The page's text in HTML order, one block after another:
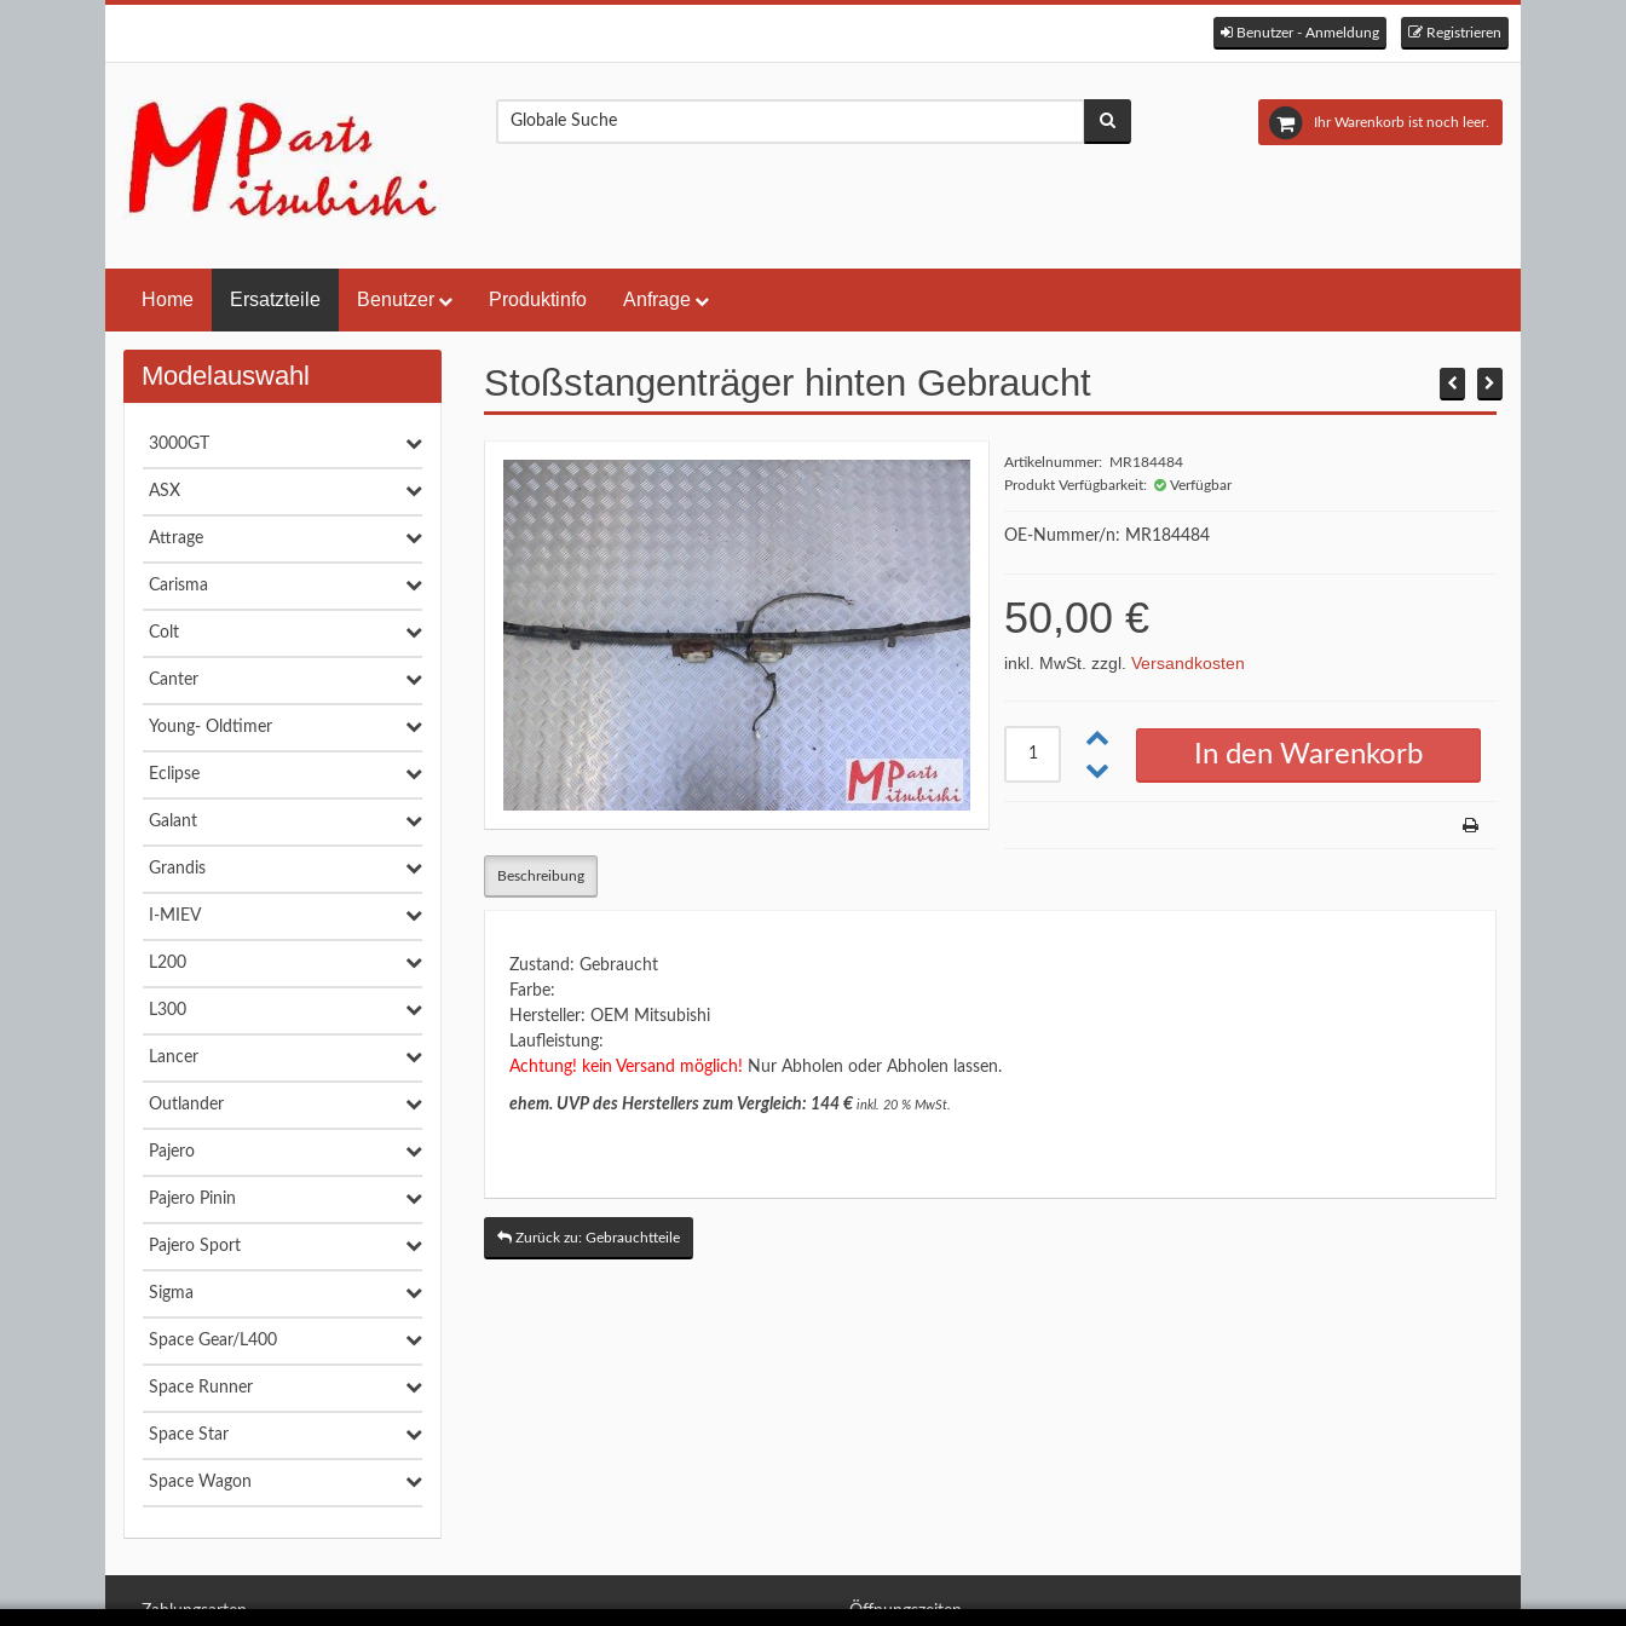
Benutzer - Anmeldung Registrieren
Ihr Warenkorb ist noch leer.
Home Ersatzteile Benutzer Produktinfo Anfrage
Stoßstangenträger hinten Gebraucht
Artikelnummer: MR184484
Produkt Verfügbarkeit:
Verfügbar
OE-Nummer/n: MR184484
50,00 €
inkl. MwSt. zzgl.Versandkosten
Beschreibung
Zustand: Gebraucht
Farbe:
Hersteller: OEM Mitsubishi
Laufleistung:
Achtung! kein Versand möglich! Nur Abholen oder Abholen lassen.
ehem. UVP des Herstellers zum Vergleich: 144 €inkl. 20 % MwSt.
Zurück zu: Gebrauchtteile
Modelauswahl
3000GT
ASX
Attrage
Carisma
Colt
Canter
Young- Oldtimer
Eclipse
Galant
Grandis
I-MIEV
L200
L300
Lancer
Outlander
Pajero
Pajero Pinin
Pajero Sport
Sigma
Space Gear/L400
Space Runner
Space Star
Space Wagon
Zahlungsarten Öffnungszeiten